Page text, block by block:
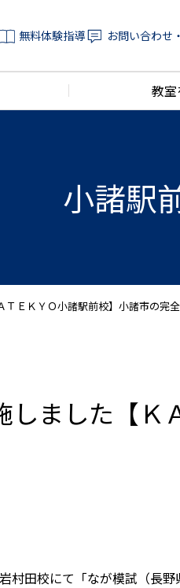
無料体験指導 お問い合わせ
教
小諸駅
ＴＥＫＹＯ小諸駅前校】小諸市の完
ました【
田校にて「なが模試（長野